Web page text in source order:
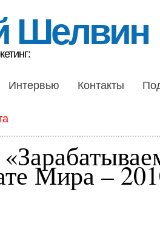
Шелвин
Интервью Контакты
Мира –